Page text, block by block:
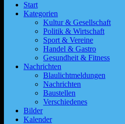
Start
Kategorien
Kultur & Gesellschaft
Politik & Wirtschaft
Sport & Vereine
Handel & Gastro
Gesundheit & Fitness
Nachrichten
Blaulichtmeldungen
Nachrichten
Baustellen
Verschiedenes
Bilder
Kalender